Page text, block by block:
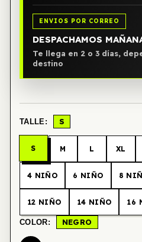
ENVIOS POR CORREO
DESPACHAMOS
Te llega en 2 o 3 días,
destino
TALLE: S
S M L XL
4 NIÑO 6 NIÑO 8
12 NIÑO 14 NIÑO 16
COLOR: NEGRO